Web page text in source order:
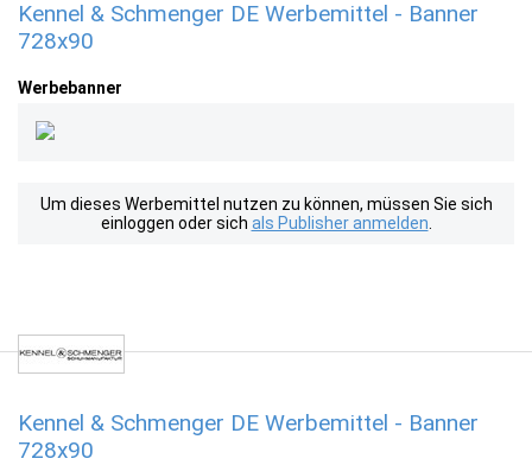
Kennel & Schmenger DE Werbemittel - Banner
728x90
Werbebanner
Um dieses Werbemittel nutzen zu können, müssen Sie sich
einloggen oder sich als Publisher anmelden
Kennel & Schmenger DE Werbemittel - Banner
728x90